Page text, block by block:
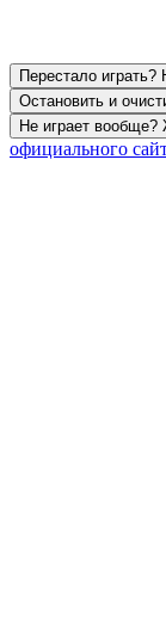
Перестало
Остановить и
Не играет
официального